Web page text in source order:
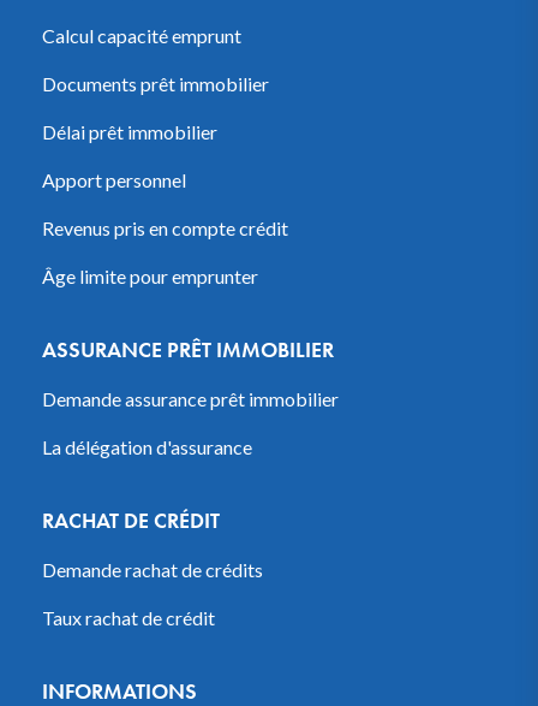
Calcul capacité emprunt
Documents prêt immobilier
Délai prêt immobilier
Apport personnel
Revenus pris en compte crédit
Âge limite pour emprunter
ASSURANCE PRÊT IMMOBILIER
Demande assurance prêt immobilier
La délégation d'assurance
RACHAT DE CRÉDIT
Demande rachat de crédits
Taux rachat de crédit
INFORMATIONS